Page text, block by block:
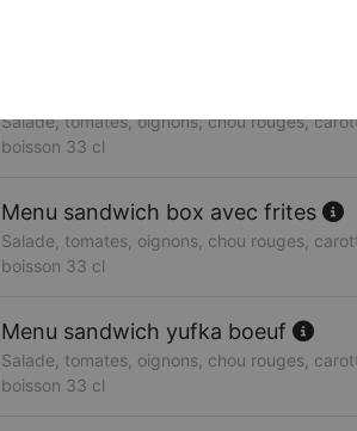
Salade, tomates, oignons, chou rouges,
boisson 33 cl
Menu sandwich box avec frites
Salade, tomates, oignons, chou rouges,
boisson 33 cl
Menu sandwich yufka boeuf
Salade, tomates, oignons, chou rouges,
boisson 33 cl